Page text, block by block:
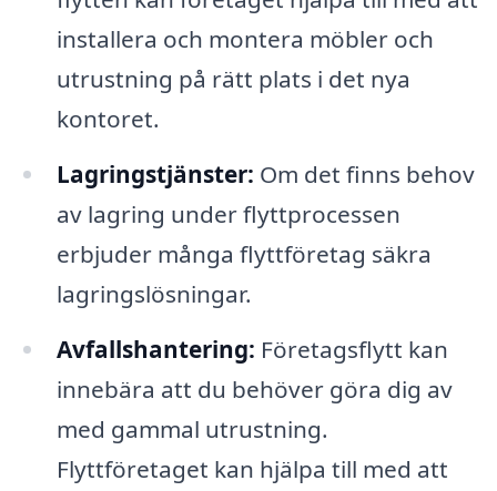
installera och montera möbler och
utrustning på rätt plats i det nya
kontoret.
Lagringstjänster: Om det finns behov
av lagring under flyttprocessen
erbjuder många flyttföretag säkra
lagringslösningar.
Avfallshantering: Företagsflytt kan
innebära att du behöver göra dig av
med gammal utrustning.
Flyttföretaget kan hjälpa till med att